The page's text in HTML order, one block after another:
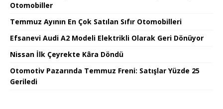
Otomobiller
Temmuz Ayının En Çok Satılan Sıfır Otomobilleri
Efsanevi Audi A2 Modeli Elektrikli Olarak Geri Dönüyor
Nissan İlk Çeyrekte Kâra Döndü
Otomotiv Pazarında Temmuz Freni: Satışlar Yüzde 25
Geriledi